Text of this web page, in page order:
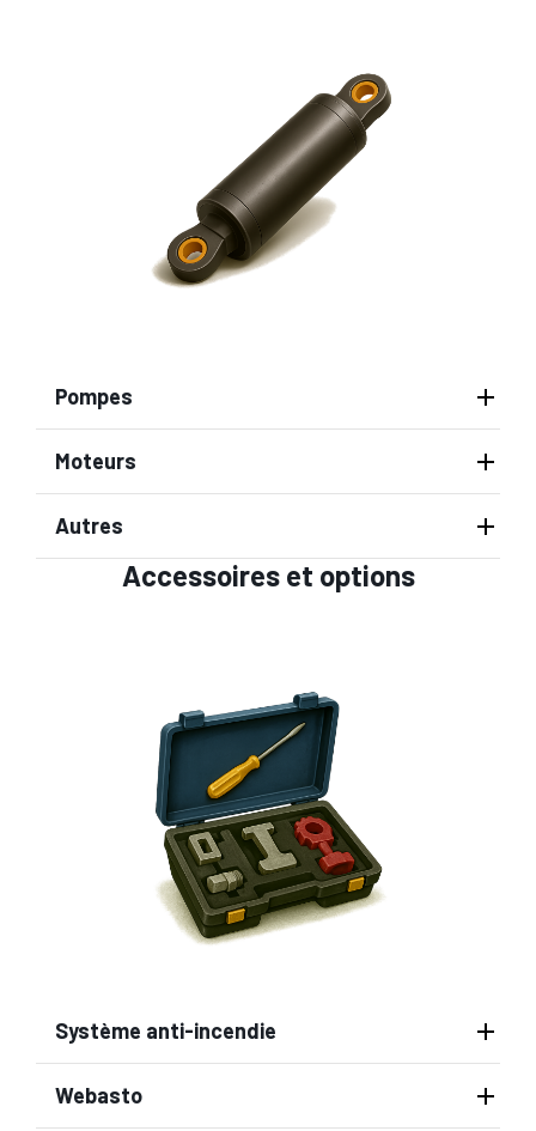
Pompes
Moteurs
Autres
Accessoires et options
Système anti-incendie
Webasto